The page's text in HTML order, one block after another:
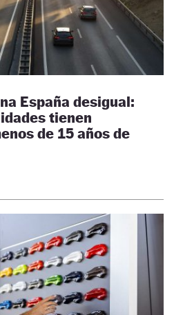
España desigual:
tienen
de 15 años de